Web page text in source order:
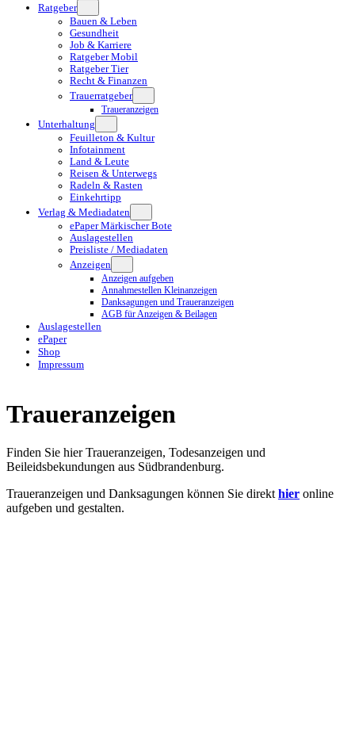
Ratgeber
Bauen & Leben
Gesundheit
Job & Karriere
Ratgeber Mobil
Ratgeber Tier
Recht & Finanzen
Trauerratgeber
Traueranzeigen
Unterhaltung
Feuilleton & Kultur
Infotainment
Land & Leute
Reisen & Unterwegs
Radeln & Rasten
Einkehrtipp
Verlag & Mediadaten
ePaper Märkischer Bote
Auslagestellen
Preisliste / Mediadaten
Anzeigen
Anzeigen aufgeben
Annahmestellen Kleinanzeigen
Danksagungen und Traueranzeigen
AGB für Anzeigen & Beilagen
Auslagestellen
ePaper
Shop
Impressum
Traueranzeigen
Finden Sie hier Traueranzeigen, Todesanzeigen und
Beileidsbekundungen aus Südbrandenburg.
Traueranzeigen und Danksagungen können Sie direkt hier online
aufgeben und gestalten.